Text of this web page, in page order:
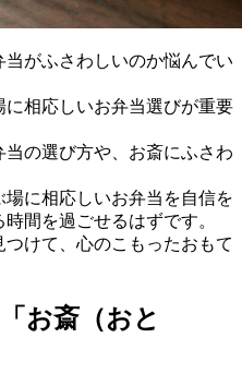
がふさわしいのか悩んでい
相応しいお弁当選びが重要
の選び方や、お斎にふさわ
に相応しいお弁当を自信を
間を過ごせるはずです。
けて、心のこもったおもて
お斎（おと